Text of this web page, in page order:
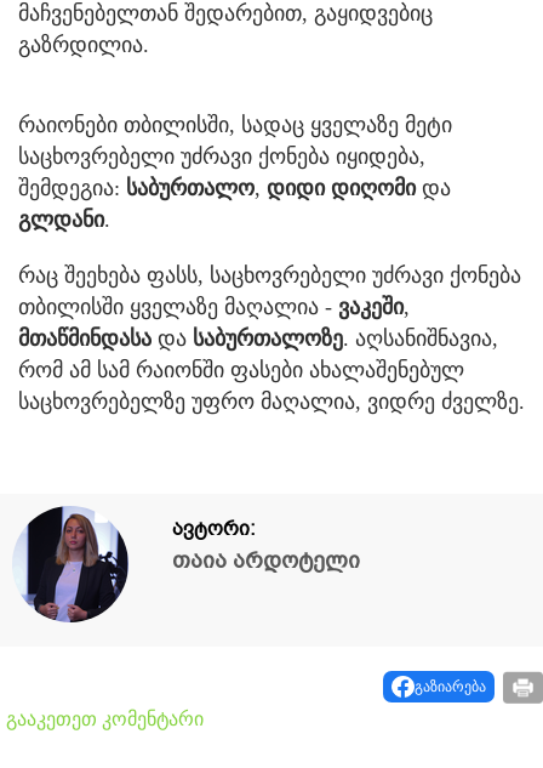
მაჩვენებელთან შედარებით, გაყიდვებიც
გაზრდილია.
რაიონები თბილისში, სადაც ყველაზე მეტი
საცხოვრებელი უძრავი ქონება იყიდება,
შემდეგია: საბურთალო, დიდი დიღომიდა
გლდანი.
რაც შეეხება ფასს, საცხოვრებელი უძრავი ქონება
თბილისში ყველაზე მაღალია - ვაკეში,
მთაწმინდასა და საბურთალოზე. აღსანიშნავია,
რომ ამ სამ რაიონში ფასები ახალაშენებულ
საცხოვრებელზე უფრო მაღალია, ვიდრე ძველზე.
ავტორი:
თაია არდოტელი
გაზიარება
გააკეთეთ კომენტარი